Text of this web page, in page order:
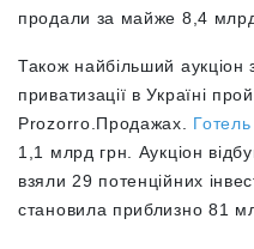
продали за майже 8,4 млрд
Також найбільший аукціон
приватизації в Україні
Prozorro.Продажах. Готель
1,1 млрд грн. Аукціон
взяли 29 потенційних
становила приблизно 81